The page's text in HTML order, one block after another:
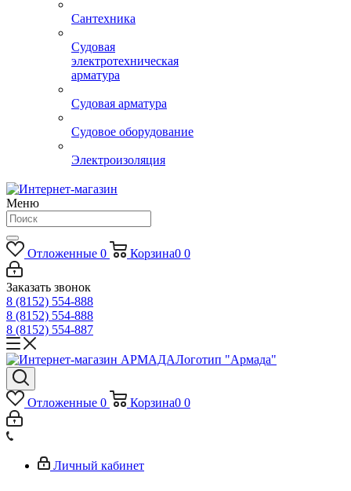
Сантехника
Судовая
электротехническая
арматура
Судовая арматура
Судовое оборудование
Электроизоляция
Меню
Отложенные 0 Корзина0 0
Заказать звонок
8 (8152) 554-888
8 (8152) 554-888
8 (8152) 554-887
Логотип "Армада"
Отложенные 0 Корзина0 0
Личный кабинет